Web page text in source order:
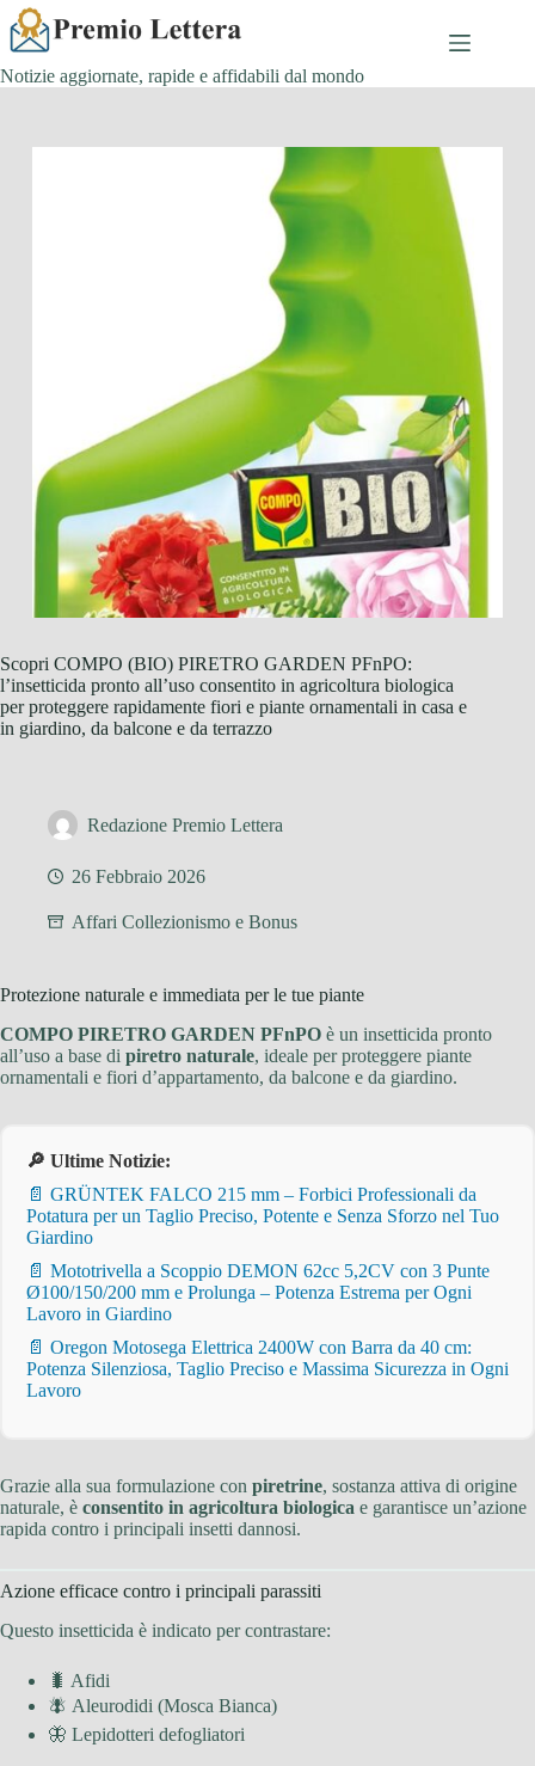
Salta
al
contenuto
Notizie aggiornate, rapide e affidabili dal mondo
Scopri COMPO (BIO) PIRETRO GARDEN PFnPO:
l’insetticida pronto all’uso consentito in agricoltura biologica
per proteggere rapidamente fiori e piante ornamentali in casa e
in giardino, da balcone e da terrazzo
Redazione Premio Lettera
26 Febbraio 2026
Affari Collezionismo e Bonus
Protezione naturale e immediata per le tue piante
COMPO PIRETRO GARDEN PFnPO è un insetticida pronto
all’uso a base di piretro naturale, ideale per proteggere piante
ornamentali e fiori d’appartamento, da balcone e da giardino.
🔎 Ultime Notizie:
📄 GRÜNTEK FALCO 215 mm – Forbici Professionali da
Potatura per un Taglio Preciso, Potente e Senza Sforzo nel Tuo
Giardino
📄 Mototrivella a Scoppio DEMON 62cc 5,2CV con 3 Punte
Ø100/150/200 mm e Prolunga – Potenza Estrema per Ogni
Lavoro in Giardino
📄 Oregon Motosega Elettrica 2400W con Barra da 40 cm:
Potenza Silenziosa, Taglio Preciso e Massima Sicurezza in Ogni
Lavoro
Grazie alla sua formulazione con piretrine, sostanza attiva di origine
naturale, è consentito in agricoltura biologica e garantisce un’azione
rapida contro i principali insetti dannosi.
Azione efficace contro i principali parassiti
Questo insetticida è indicato per contrastare:
🐛 Afidi
🪰 Aleurodidi (Mosca Bianca)
🦋 Lepidotteri defogliatori